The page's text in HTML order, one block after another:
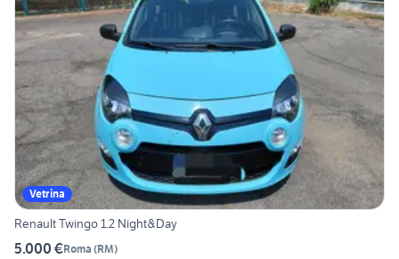
Vetrina
Renault Twingo 1.2 Night&Day
5.000 €Roma (RM)